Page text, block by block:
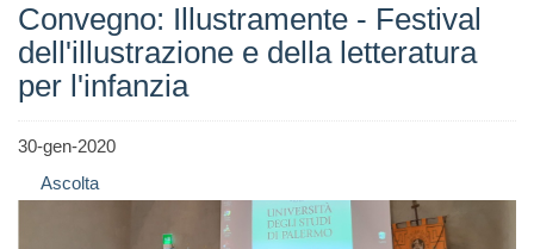
Convegno: Illustramente - Festival
dell'illustrazione e della letteratura
per l'infanzia
30-gen-2020
Ascolta